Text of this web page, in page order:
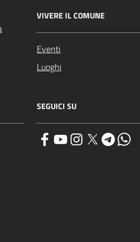
VIVERE IL COMUNE
Eventi
Luoghi
SEGUICI SU